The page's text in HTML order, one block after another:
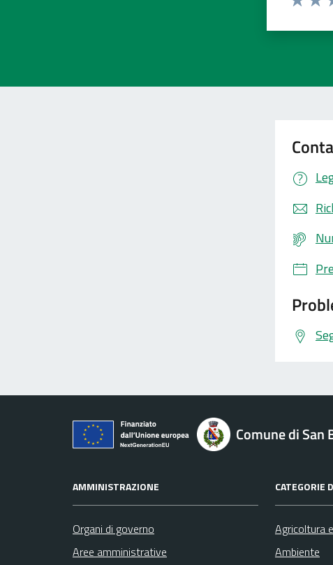
Comune di San
AMMINISTRAZIONE
Organi di governo
Aree amministrative
CATEGORIE
Agricoltura
Ambiente